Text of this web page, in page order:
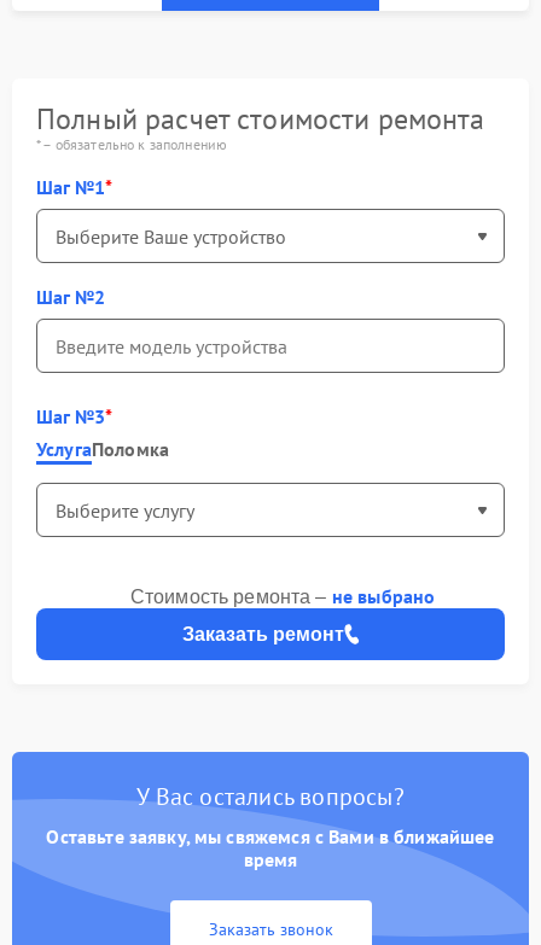
Полный расчет стоимости ремонта
* – обязательно к заполнению
Шаг №1
Шаг №2
Шаг №3
УслугаПоломка
Заказать ремонт
Стоимость ремонта – не выбрано
У Вас остались вопросы?
Оставьте заявку, мы свяжемся с Вами в ближайшее
время
Заказать звонок